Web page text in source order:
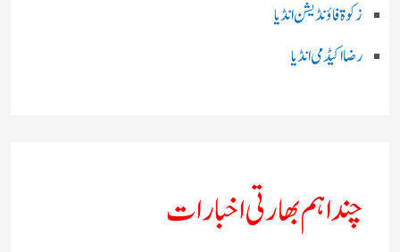
زکوۃ فاؤنڈیشن انڈیا
رضا اکیڈمی انڈیا
چند اہم بھارتی اخبارات